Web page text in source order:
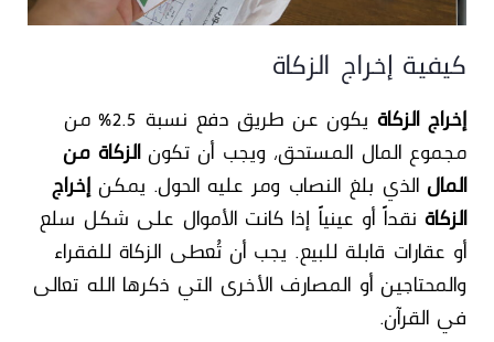
كيفية إخراج الزكاة
إخراج الزكاةيكون عن طريق دفع نسبة2.5% من
مجموع المال المستحق، ويجب أن تكونالزكاة من
المالالذي بلغ النصاب ومر عليه الحول. يمكنإخراج
الزكاةنقداً أو عينياً إذا كانت الأموال على شكل سلع
أو عقارات قابلة للبيع. يجب أن تُعطى الزكاة للفقراء
والمحتاجين أو المصارف الأخرى التي ذكرها الله تعالى
في القرآن.